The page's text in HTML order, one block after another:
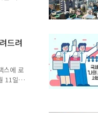
으로
타운
소와의
어 ▲
19에
드려
스에 로
11일
고지
이